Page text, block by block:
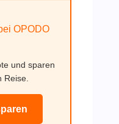
OPODO
und sparen
Reise.